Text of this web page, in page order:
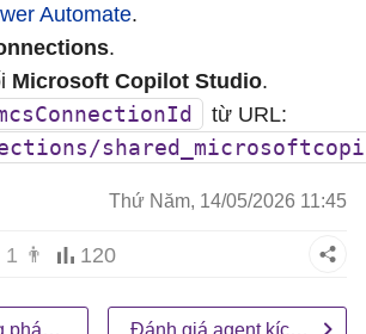
Automate.
.
Microsoft Copilot Studio.
từ URL:
Thứ Năm, 14/05/2026 11:45
1 👨 120
Chọn phương pháp đánh giá agent Đánh giá agent kích hoạt với các connector